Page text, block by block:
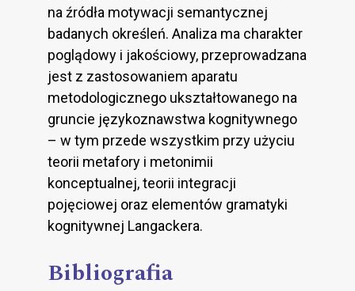
na źródła motywacji semantycznej
badanych określeń. Analiza ma charakter
poglądowy i jakościowy, przeprowadzana
jest z zastosowaniem aparatu
metodologicznego ukształtowanego na
gruncie językoznawstwa kognitywnego
– w tym przede wszystkim przy użyciu
teorii metafory i metonimii
konceptualnej, teorii integracji
pojęciowej oraz elementów gramatyki
kognitywnej Langackera.
Bibliografia